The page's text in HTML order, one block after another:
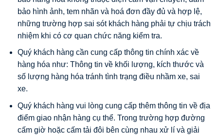
bảo hình ảnh, tem nhãn và hoá đơn đầy đủ và hợp lệ,
những trường hợp sai sót khách hàng phải tự chịu trách
nhiệm khi có cơ quan chức năng kiểm tra.
Quý khách hàng cần cung cấp thông tin chính xác về
hàng hóa như: Thông tin về khối lượng, kích thước và
số lượng hàng hóa tránh tình trạng điều nhầm xe, sai
xe.
Quý khách hàng vui lòng cung cấp thêm thông tin về địa
điểm giao nhận hàng cụ thể. Trong trường hợp đường
cấm giờ hoặc cấm tải đôi bên cùng nhau xử lí và giải